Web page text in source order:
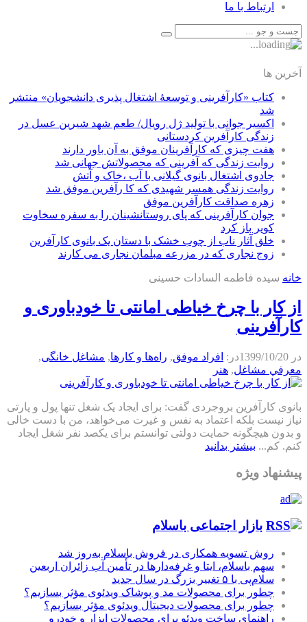
ارتباط با ما
آخرین ها
کتاب «کارآفرینی و توسعۀ اشتغال پذیری دانشجویان» منتشر
شد
اکسیر جوانی با تولید ژل رویال/ طعم شهد شیرین عسل‌ در
زندگی کارآفرین کردستانی
هفت چیزی که کارآفرینان موفق به آن باور دارند
روایت زندگی که آفرینی که محصولاتش جهانی شد
جادوی اشتغال بانوی گیلانی با آب ،خاک و آتش
روایت زندگی همسر شهیدی که کا رآفرین موفق شد
زهره صداقت کارآفرین موفق
جوان کارآفرینی که پای روستانشینان را به سفره سخاوت
کویر باز کرد
خلق آثار ناب از چوب خشک با دستان یک بانوی کارآفرین
زوج نجاری که در مزرعه مبلمان نجاری می کارند
خانه سیده فاطمه السادات حسینی
از کار با چرخ خیاطی امانتی تا خودباوری و
کارآفرینی
در 1399/10/20در: افراد موفق, راه‌ها و كارها, مشاغل خانگی,
معرفي مشاغل, هنر
بانوی کارآفرین بروجردی گفت: برای ایجاد یک شغل تنها پول و پارتی
نیاز نیست بلکه اعتماد به نفس و غیرت می‌خواهد، من با دست خالی
و بدون هیچگونه حمایت دولتی توانستم برای یکصد نفر شغل ایجاد
کنم. کم... بیشتر بدانید
پیشنهاد ویژه
بازار اجتماعی باسلام
روش تسویه همکاری در فروش باسلام به‌روز شد
سهم باسلام، ایتا و غرفه‌دارها در تأمین آب زائران اربعین
سلام‌پی با ۵ تغییر بزرگ در سال جدید
چطور برای محصولات مد و پوشاک ویدئوی مؤثر بسازیم؟
چطور برای محصولات دیجیتال ویدئوی مؤثر بسازیم؟
راهنمای ساخت ویدئو برای محصولات ابزار و خودرو